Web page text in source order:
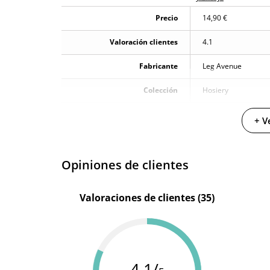
Garantías 3 años de
Producto original
¿Cuándo lo recibo? El martes 11 de
Precio
14,90 €
Valoración clientes 4.1
Fabricante Leg Avenue
Colección Hosiery
+
Opiniones de clientes
Valoraciones de clientes (35)